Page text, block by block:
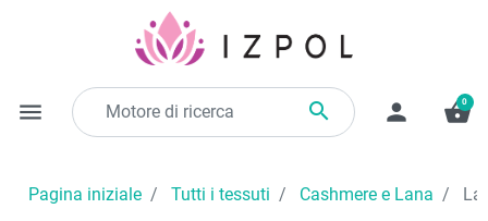
menu  person shopping_basket
0
Pagina iniziale Tutti i tessuti Cashmere e Lana